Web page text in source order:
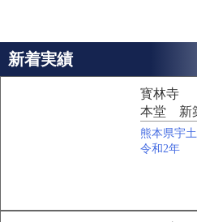
新着実績
寳林寺
本堂 新
熊本県宇
令和2年